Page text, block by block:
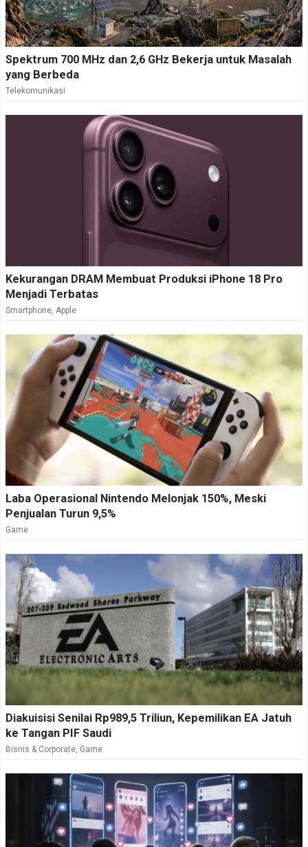
Spektrum 700 MHz dan 2,6 GHz Bekerja untuk Masalah
yang Berbeda
Telekomunikasi
Kekurangan DRAM Membuat Produksi iPhone 18 Pro
Menjadi Terbatas
Smartphone Apple
Laba Operasional Nintendo Melonjak 150%, Meski
Penjualan Turun 9,5%
Game
Diakuisisi Senilai Rp989,5 Triliun, Kepemilikan EA Jatuh
ke Tangan PIF Saudi
Bisnis & Corporate Game